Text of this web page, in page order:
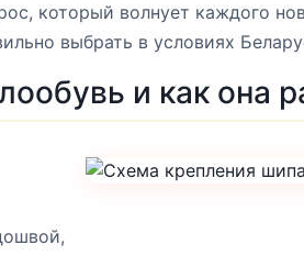
который волнует каждого
выбрать в условиях
и как она